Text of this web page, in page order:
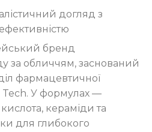
догляд з
бренд
за обличчям, заснований
фармацевтичної
Tech. У формулах —
кераміди та
для глибокого